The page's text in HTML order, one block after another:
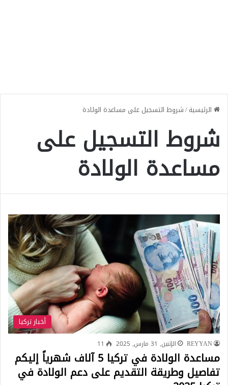
الرئيسية/شروط التسجيل على مساعدة الولادة
شروط التسجيل على
مساعدة الولادة
أخبار تركيا
REYYAN الإثنين, 31 مارس, 2025 11
مساعدة الولادة في تركيا 5 آلاف شهرياً إليكم
تفاصيل وطريقة التقديم على دعم الولادة في